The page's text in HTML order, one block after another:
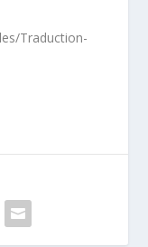
Traduction-